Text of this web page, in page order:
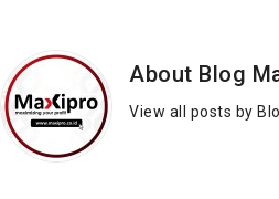
About Blog
View all posts by